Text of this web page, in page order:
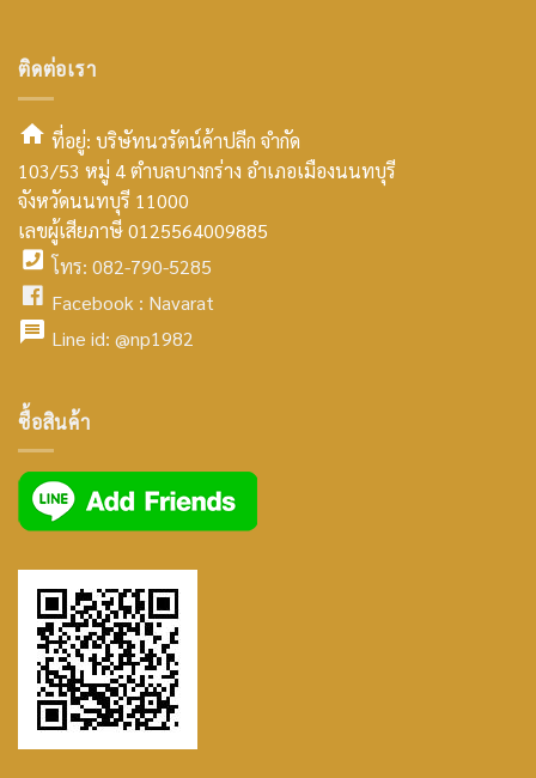
ติดต่อเรา
smt2
home
icon
ที่อยู่: บริษัทนวรัตน์ค้าปลีก จำกัด
103/53 หมู่ 4 ตำบลบางกร่าง อำเภอเมืองนนทบุรี
จังหวัดนนทบุรี 11000
เลขผู้เสียภาษี 0125564009885
facebook
icon
โทร: 082-790-5285
facebook
Facebook : Navarat
icon
Line id: @np1982
ซื้อสินค้า